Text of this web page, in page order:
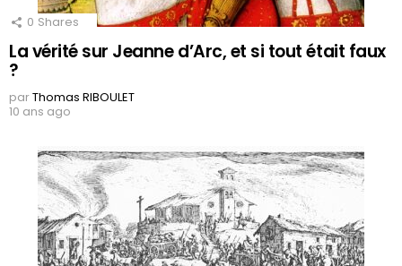
0 Shares
La vérité sur Jeanne d’Arc, et si tout était faux
?
parThomas RIBOULET
10 ans ago